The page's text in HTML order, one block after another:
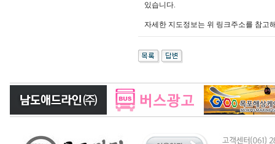
있습니다.
자세한 지도정보는 위 링크주소를 참고